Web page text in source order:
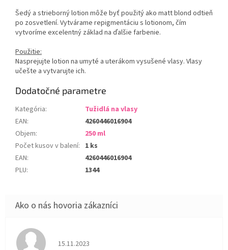
Šedý a strieborný lotion môže byť použitý ako matt blond odtieň
po zosvetlení. Vytvárame repigmentáciu s lotionom, čím
vytvoríme excelentný základ na ďalšie farbenie.
Použitie:
Nasprejujte lotion na umyté a uterákom vysušené vlasy. Vlasy
učešte a vytvarujte ich.
Dodatočné parametre
Kategória:
Tužidlá na vlasy
EAN:
4260446016904
Objem:
250 ml
Počet kusov v balení: 1 ks
EAN:
4260446016904
PLU: 1344
Hodnotenie obchodu je 5 z 5 hviezdičiek.
15.11.2023